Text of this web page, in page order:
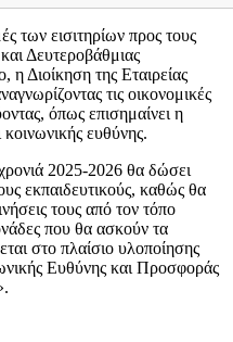
των εισιτηρίων προς τους
Δευτεροβάθμιας
Διοίκηση της Εταιρείας
τις οικονομικές
όπως επισημαίνει η
ευθύνης.
2025-2026 θα δώσει
εκπαιδευτικούς, καθώς θα
τους από τον τόπο
που θα ασκούν τα
στο πλαίσιο υλοποίησης
Ευθύνης και Προσφοράς